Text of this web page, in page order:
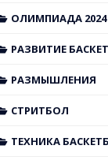
ОЛИМПИАДА 2024
РАЗВИТИЕ
РАЗМЫШЛЕНИЯ
СТРИТБОЛ
ТЕХНИКА